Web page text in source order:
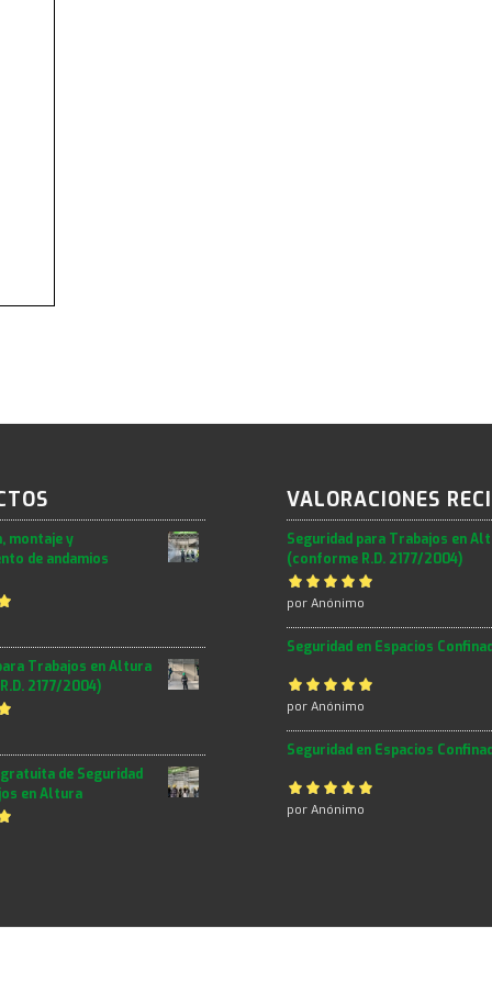
montaje y
de andamios
Trabajos en Altura
2177/2004)
de Seguridad
en Altura
VALORACIONES
Seguridad para Trabajos en
(conforme R.D. 2177/2004)
Valorado con
5de 5
por Anónimo
Seguridad en Espacios
Valorado con
5de 5
por Anónimo
Seguridad en Espacios
Valorado con
por Anónimo